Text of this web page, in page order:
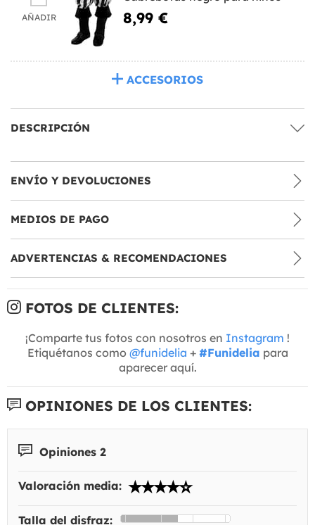
AÑADIR 8,99 €
ACCESORIOS
DESCRIPCIÓN
ENVÍO Y DEVOLUCIONES
MEDIOS DE PAGO
ADVERTENCIAS & RECOMENDACIONES
FOTOS DE CLIENTES:
¡Comparte tus fotos con nosotros en Instagram !
Etiquétanos como @funidelia + #Funidelia para
aparecer aquí.
OPINIONES DE LOS CLIENTES:
Opiniones 2
Valoración media:
Talla del disfraz: